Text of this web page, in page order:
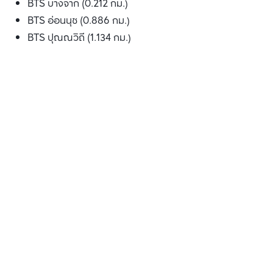
BTS บางจาก (0.212 กม.)
BTS อ่อนนุช (0.886 กม.)
BTS ปุณณวิถี (1.134 กม.)